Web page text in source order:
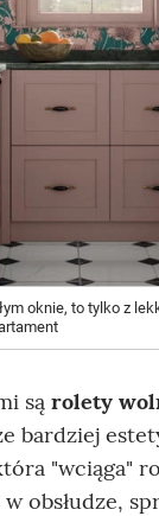
oknie, to tylko z
są rolety
bardziej
"wciąga"
obsłudze,